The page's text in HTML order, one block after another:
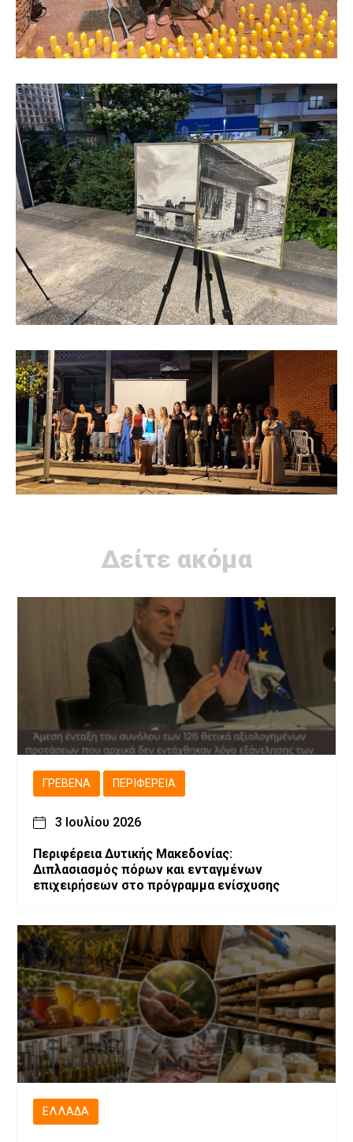
Δείτε ακόμα
ΓΡΕΒΕΝΆ ΠΕΡΙΦΈΡΕΙΑ
3 Ιουλίου 2026
Περιφέρεια Δυτικής Μακεδονίας:
Διπλασιασμός πόρων και ενταγμένων
επιχειρήσεων στο πρόγραμμα ενίσχυσης
ΕΛΛΆΔΑ